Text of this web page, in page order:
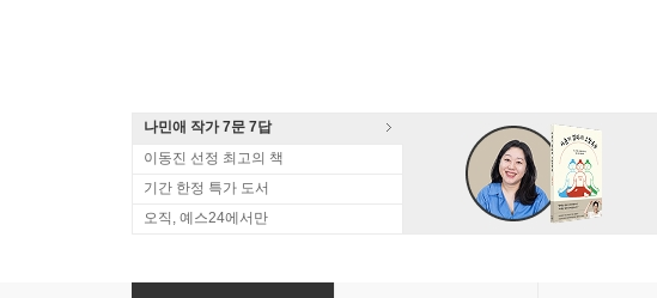
나민애 작가 7문 7답
이동진 선정 최고의 책
기간 한정 특가 도서
오직, 예스24에서만